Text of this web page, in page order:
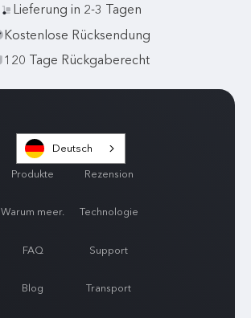
Lieferung in 2-3 Tagen
Kostenlose Rücksendung
120 Tage Rückgaberecht
Produkte Rezension
Warum meer. Technologie
FAQ Support
Blog Transport
Deutsch